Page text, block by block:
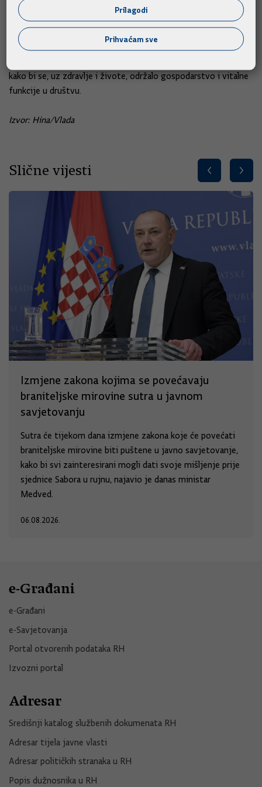
valu širenja koronavirusa koji do sada nije zabilježen po
brojnim elementima", istaknuo je.
Pritom je napomenuo da je
kako bi se, uz zdravlje i živote, održalo gospodarstvo i vitalne
funkcije u društvu.
Izvor: Hina/Vlada
Slične vijesti
Izmjene zakona kojima se povećavaju
braniteljske mirovine sutra u javnom
savjetovanju
Sutra će tijekom dana izmjene zakona koje će povećati
braniteljske mirovine biti puštene u javno savjetovanje,
kako bi svi zainteresirani mogli dati svoje mišljenje prije
sjednice Sabora u rujnu, najavio je danas ministar
Medved.
06.08.2026.
e-Građani
e-Građani
e-Savjetovanja
Portal otvorenih podataka RH
Izvozni portal
Adresar
Središnji katalog službenih dokumenata RH
Adresar tijela javne vlasti
Adresar političkih stranaka u RH
Popis dužnosnika u RH
Prilagodi
Prihvaćam sve